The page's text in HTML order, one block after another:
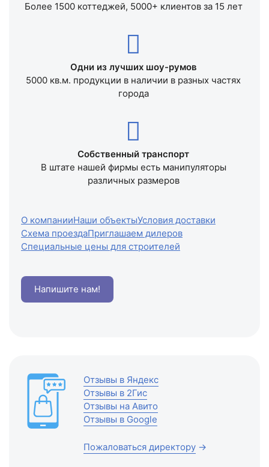
Более 1500 коттеджей, 5000+ клиентов за 15 лет
Одни из лучших шоу-румов
5000 кв.м. продукции в наличии в разных частях
города
Собственный транспорт
В штате нашей фирмы есть манипуляторы
различных размеров
О компанииНаши объектыУсловия доставки
Схема проездаПриглашаем дилеров
Специальные цены для строителей
Напишите нам!
Отзывы в Яндекс
Отзывы в 2Гис
Отзывы на Авито
Отзывы в Google
Пожаловаться директору →